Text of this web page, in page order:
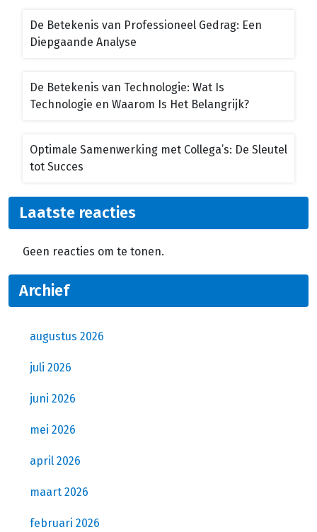
De Betekenis van Professioneel Gedrag: Een
Diepgaande Analyse
De Betekenis van Technologie: Wat Is
Technologie en Waarom Is Het Belangrijk?
Optimale Samenwerking met Collega’s: De Sleutel
tot Succes
Laatste reacties
Geen reacties om te tonen.
Archief
augustus 2026
juli 2026
juni 2026
mei 2026
april 2026
maart 2026
februari 2026